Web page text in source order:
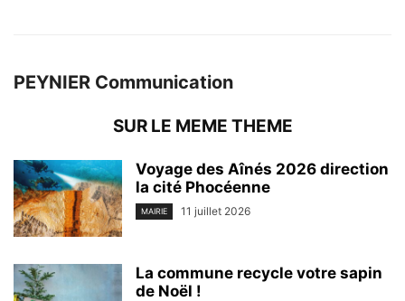
PEYNIER Communication
SUR LE MEME THEME
Voyage des Aînés 2026 direction
la cité Phocéenne
MAIRIE 11 juillet 2026
La commune recycle votre sapin
de Noël !